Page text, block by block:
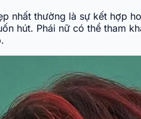
nhất thường là sự kết hợp
hút. Phái nữ có thể tham